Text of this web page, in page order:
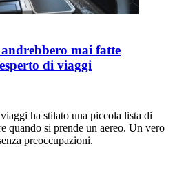
andrebbero mai fatte
di viaggi
ha stilato una piccola lista di
quando si prende un aereo. Un vero
preoccupazioni.